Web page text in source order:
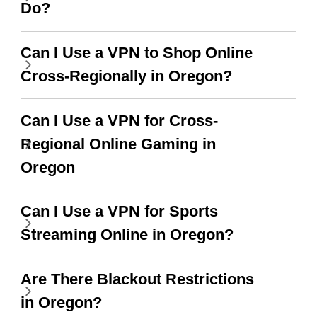
support this amazing
vpn honestly you should
put more ads to grant us
more range and faster
WiFi but honestly the
WiFi is already fast
when I use this I just
wanted to say thank you
and keep up the good
work.
free service. A 10/10.
Do?
Can I Use a VPN to Shop Online
Cross-Regionally in Oregon?
Can I Use a VPN for Cross-
Regional Online Gaming in
Oregon
Can I Use a VPN for Sports
Streaming Online in Oregon?
Are There Blackout Restrictions
in Oregon?